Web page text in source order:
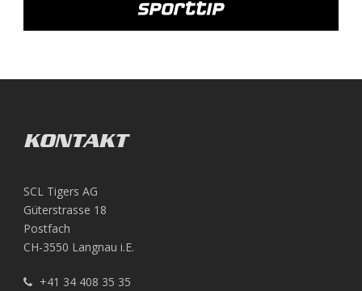
KONTAKT
SCL Tigers AG
Güterstrasse 18
Postfach
CH-3550 Langnau i.E.
+41 34 408 35 35